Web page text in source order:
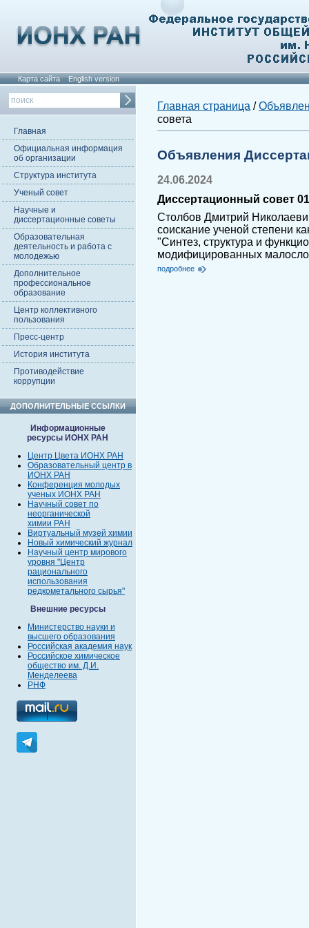
Карта сайта English version
Главная
Официальная информация
об организации
Структура института
Ученый совет
Научные и
диссертационные советы
Образовательная
деятельность и работа с
молодежью
Дополнительное
профессиональное
образование
Центр коллективного
пользования
Пресс-центр
История института
Противодействие
коррупции
ДОПОЛНИТЕЛЬНЫЕ ССЫЛКИ
Информационные
ресурсы ИОНХ РАН
Центр Цвета ИОНХ РАН
Образовательный центр в
ИОНХ РАН
Конференция молодых
ученых ИОНХ РАН
Научный совет по
неорганической
химии РАН
Виртуальный музей химии
Новый химический журнал
Научный центр мирового
уровня "Центр
рационального
использования
редкометального сырья"
Внешние ресурсы
Министерство науки и
высшего образования
Российская академия наук
Российское химическое
общество им. Д.И.
Менделеева
РНФ
Главная страница /
совета
Объявления
24.06.2024
Диссертационный совет
Столбов Дмитрий
соискание ученой степени
"Синтез, структура и
модифицированных
подробнее